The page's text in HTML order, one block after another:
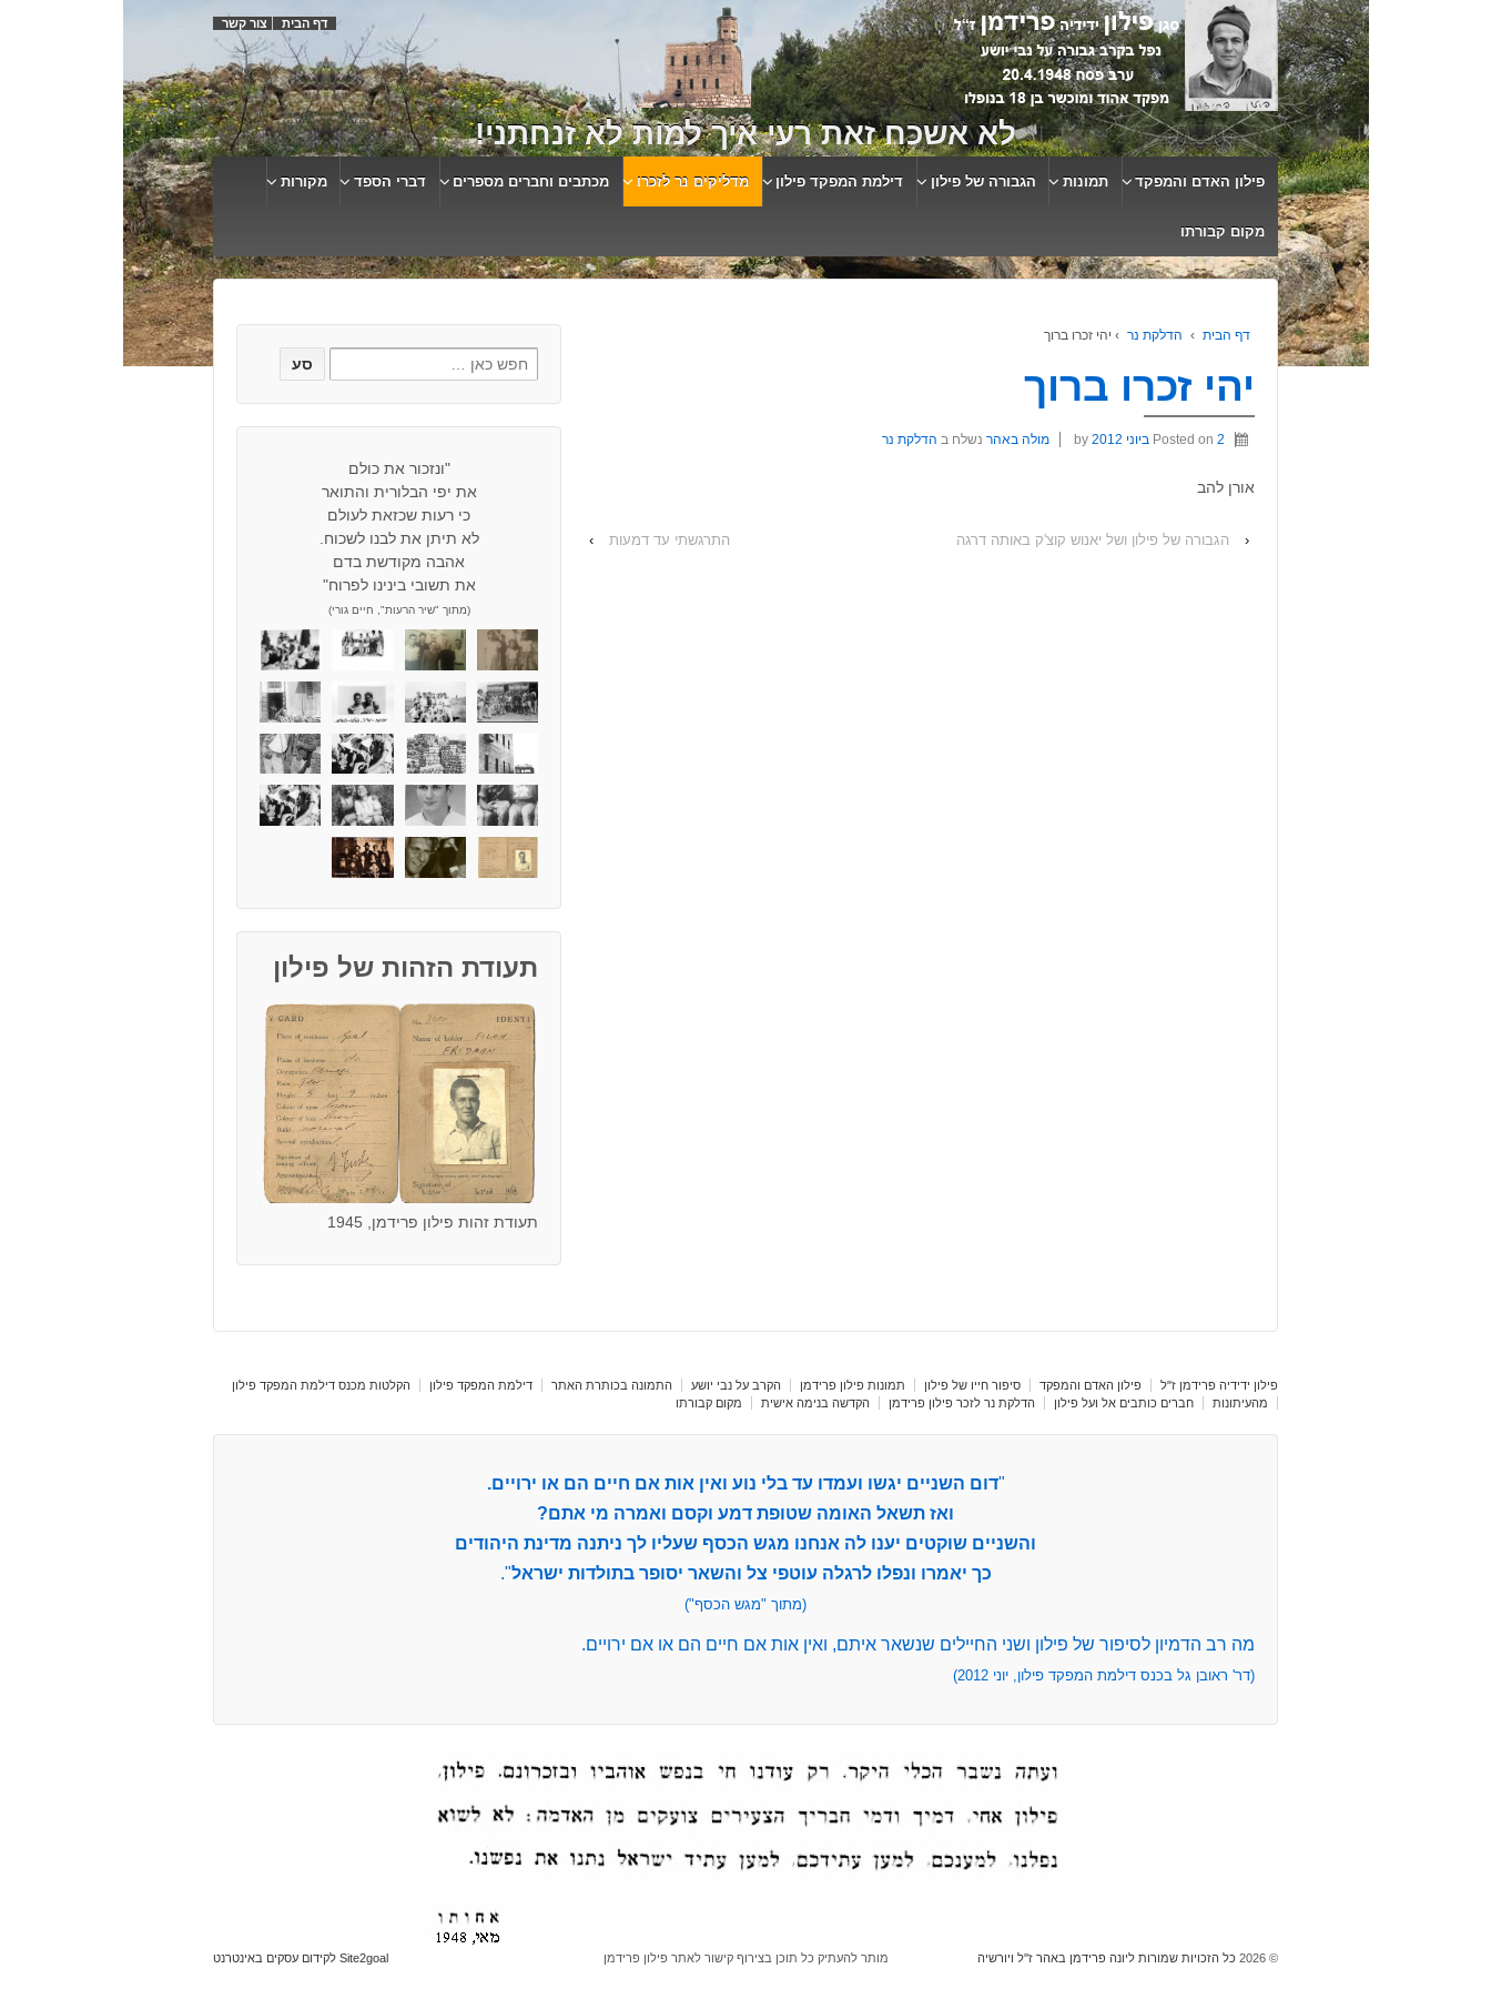
דף הבית צור קשר
לא אשכח זאת רעי איך למות לא זנחתני!
פילון האדם והמפקד תמונות הגבורה של פילון דילמת המפקד פילון מדליקים נר לזכרו מכתבים וחברים מספרים דברי הספד מקורות
מקום קבורתו
דף הבית › הדלקת נר › יהי זכרו ברוך
יהי זכרו ברוך
Posted on 2 ביוני 2012 מולה באהר נשלח ב הדלקת נר
אורן להב
‹ הגבורה של פילון ושל יאנוש קוצ'ק באותה דרגה התרגשתי עד דמעות ›
"ונזכור את כולם
את יפי הבלורית והתואר
כי רעות שכזאת לעולם
לא תיתן את לבנו לשכוח.
אהבה מקודשת בדם
את תשובי בינינו לפרוח"
(מתוך "שיר הרעות", חיים גורי)
תעודת הזהות של פילון
תעודת זהות פילון פרידמן, 1945
פילון ידידיה פרידמן ז"ל פילון האדם והמפקד סיפור חייו של פילון תמונות פילון פרידמן הקרב על נבי יושע התמונה בכותרת האתר דילמת המפקד פילון
הקלטות מכנס דילמת המפקד פילון
מהעיתונות
חברים כותבים אל ועל פילון הדלקת נר לזכר פילון פרידמן הקדשה בנימה אישית מקום קבורתו
"דום השניים יגשו ועמדו עד בלי נוע ואין אות אם חיים הם או ירויים.
ואז תשאל האומה שטופת דמע וקסם ואמרה מי אתם?
והשניים שוקטים יענו לה אנחנו מגש הכסף שעליו לך ניתנה מדינת היהודים
כך יאמרו ונפלו לרגלה עוטפי צל והשאר יסופר בתולדות ישראל".
(מתוך "מגש הכסף")
מה רב הדמיון לסיפור של פילון ושני החיילים שנשאר איתם, ואין אות אם חיים הם או אם ירויים.
(דר' ראובן גל בכנס דילמת המפקד פילון, יוני 2012)
© 2026 כל הזכויות שמורות ליונה פרידמן באהר ז''ל ויורשיה מותר להעתיק כל תוכן בצירוף קישור לאתר פילון פרידמן Site2goal לקידום עסקים באינטרנט